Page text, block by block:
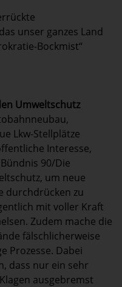
unser ganzes Land
Bockmist“
Umweltschutz
Lkw-Stellplätze
Interesse,
90/Die
um neue
durchdrücken zu
mit voller Kraft
Zudem mache die
fälschlicherweise
Prozesse. Dabei
dass nur ein sehr
ausgebremst